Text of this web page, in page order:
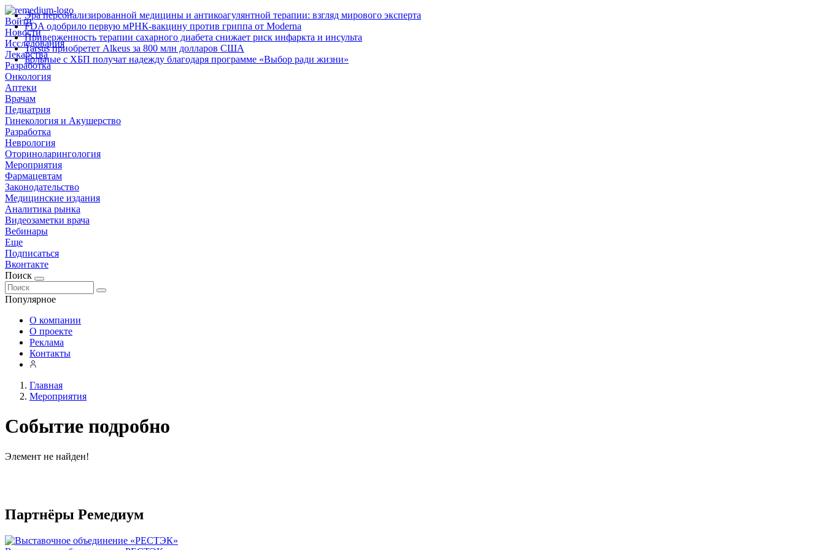
Войти
Новости
Исследования
Лекарства
Разработка
Онкология
Аптеки
Врачам
Педиатрия
Гинекология и Акушерство
Разработка
Неврология
Оториноларингология
Мероприятия
Фармацевтам
Законодательство
Медицинские издания
Аналитика рынка
Видеозаметки врача
Вебинары
Еще
Подписаться
Вконтакте
Поиск
Популярное
Эра персонализированной медицины и антикоагулянтной терапии: взгляд мирового эксперта
FDA одобрило первую мРНК‑вакцину против гриппа от Moderna
Приверженность терапии сахарного диабета снижает риск инфаркта и инсульта
Tarsus приобретет Alkeus за 800 млн долларов США
Больные с ХБП получат надежду благодаря программе «Выбор ради жизни»
О компании
О проекте
Реклама
Контакты
Главная
Мероприятия
Событие подробно
Элемент не найден!
Партнёры Ремедиум